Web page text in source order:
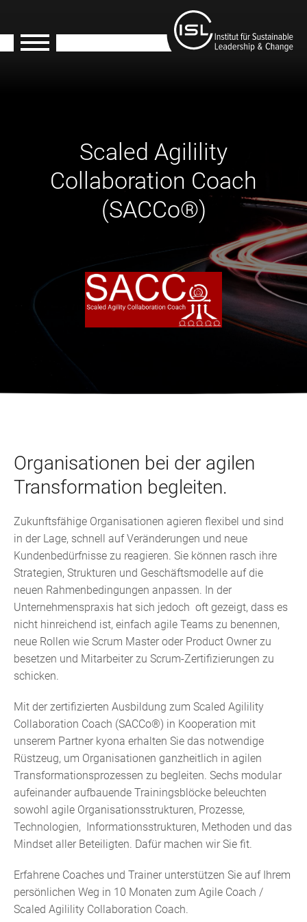
Scaled Agilility
Collaboration Coach
(SACCo®)
Organisationen bei der agilen
Transformation begleiten.
Zukunftsfähige Organisationen agieren flexibel und sind
in der Lage, schnell auf Veränderungen und neue
Kundenbedürfnisse zu reagieren. Sie können rasch ihre
Strategien, Strukturen und Geschäftsmodelle auf die
neuen Rahmenbedingungen anpassen. In der
Unternehmenspraxis hat sich jedoch oft gezeigt, dass es
nicht hinreichend ist, einfach agile Teams zu benennen,
neue Rollen wie Scrum Master oder Product Owner zu
besetzen und Mitarbeiter zu Scrum-Zertifizierungen zu
schicken.
Mit der zertifizierten Ausbildung zum Scaled Agilility
Collaboration Coach (SACCo®) in Kooperation mit
unserem Partner kyona erhalten Sie das notwendige
Rüstzeug, um Organisationen ganzheitlich in agilen
Transformationsprozessen zu begleiten. Sechs modular
aufeinander aufbauende Trainingsblöcke beleuchten
sowohl agile Organisationsstrukturen, Prozesse,
Technologien, Informationsstrukturen, Methoden und das
Mindset aller Beteiligten. Dafür machen wir Sie fit.
Erfahrene Coaches und Trainer unterstützen Sie auf Ihrem
persönlichen Weg in 10 Monaten zum Agile Coach /
Scaled Agilility Collaboration Coach.